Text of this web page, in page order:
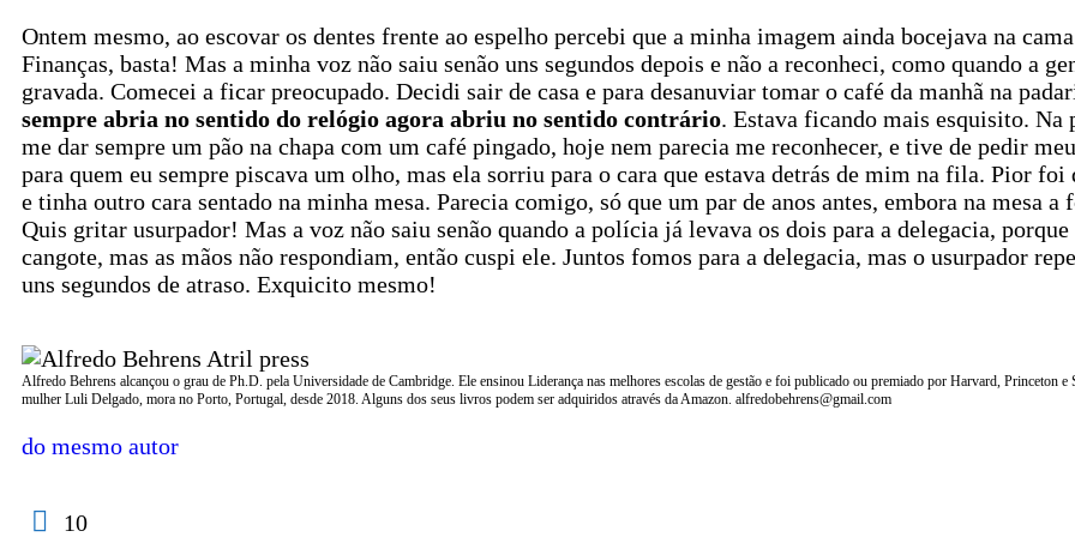
Ontem mesmo, ao escovar os dentes frente ao espelho percebi que a minha imagem ainda bocejava na
Finanças, basta! Mas a minha voz não saiu senão uns segundos depois e não a reconheci, como quando a
gravada. Comecei a ficar preocupado. Decidi sair de casa e para desanuviar tomar o café da manhã na
sempre abria no sentido do relógio agora abriu no sentido contrário. Estava ficando mais esquisito. Na
me dar sempre um pão na chapa com um café pingado, hoje nem parecia me reconhecer, e tive de pedir
para quem eu sempre piscava um olho, mas ela sorriu para o cara que estava detrás de mim na fila. Pior
e tinha outro cara sentado na minha mesa. Parecia comigo, só que um par de anos antes, embora na mesa
Quis gritar usurpador! Mas a voz não saiu senão quando a polícia já levava os dois para a delegacia,
cangote, mas as mãos não respondiam, então cuspi ele. Juntos fomos para a delegacia, mas o usurpador
uns segundos de atraso. Exquicito mesmo!
Alfredo Behrens alcançou o grau de Ph.D. pela Universidade de Cambridge. Ele ensinou Liderança nas melhores escolas de gestão e foi publicado ou premiado por Harvard, Princeton
mulher Luli Delgado, mora no Porto, Portugal, desde 2018. Alguns dos seus livros podem ser adquiridos através da Amazon. alfredobehrens@gmail.com
do mesmo autor
10